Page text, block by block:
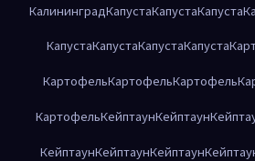
КалининградКапустаКапустаКапуста
КапустаКапустаКапустаКапуста
КартофельКартофельКартофель
КартофельКейптаунКейптаун
КейптаунКейптаунКейптаун